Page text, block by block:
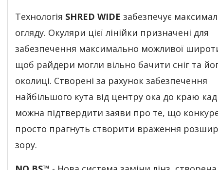
Технологія SHRED WIDE забезпечує
огляду. Окуляри цієї лінійки призначені для
забезпечення максимально можливої
щоб райдери могли вільно бачити сніг та
околиці. Створені за рахунок забезпечення
найбільшого кута від центру ока до краю
можна підтвердити заяви про те, що
просто прагнуть створити враження
зору.